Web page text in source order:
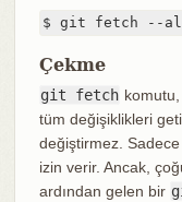
$ git fetch --
Çekme
git fetch
tüm değişiklikleri
değiştirmez.
izin verir. Ancak,
ardından gelen bir